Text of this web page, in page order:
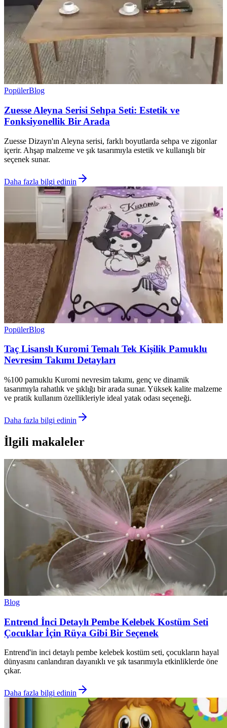
PopülerBlog
Zuesse Aleyna Serisi Sehpa Seti: Estetik ve
Fonksiyonellik Bir Arada
Zuesse Dizayn'ın Aleyna serisi, farklı boyutlarda sehpa ve zigonlar
içerir. Ahşap malzeme ve şık tasarımıyla estetik ve kullanışlı bir
seçenek sunar.
Daha fazla bilgi edinin
PopülerBlog
Taç Lisanslı Kuromi Temalı Tek Kişilik Pamuklu
Nevresim Takımı Detayları
%100 pamuklu Kuromi nevresim takımı, genç ve dinamik
tasarımıyla rahatlık ve şıklığı bir arada sunar. Yüksek kalite malzeme
ve pratik kullanım özellikleriyle ideal yatak odası seçeneği.
Daha fazla bilgi edinin
İlgili makaleler
Blog
Entrend İnci Detaylı Pembe Kelebek Kostüm Seti
Çocuklar İçin Rüya Gibi Bir Seçenek
Entrend'in inci detaylı pembe kelebek kostüm seti, çocukların hayal
dünyasını canlandıran dayanıklı ve şık tasarımıyla etkinliklerde öne
çıkar.
Daha fazla bilgi edinin